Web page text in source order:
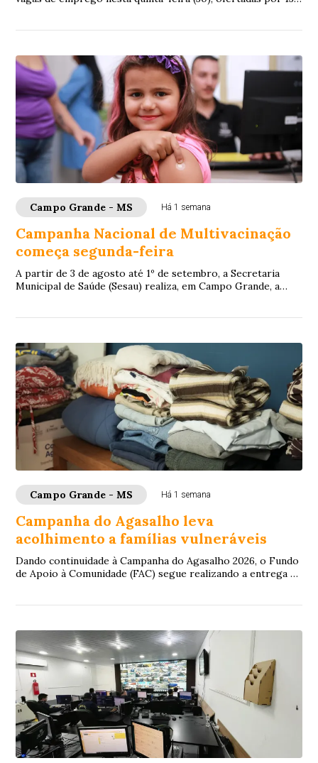
Campo Grande - MS Há 1 semana
Campanha Nacional de Multivacinação
começa segunda-feira
A partir de 3 de agosto até 1º de setembro, a Secretaria
Municipal de Saúde (Sesau) realiza, em Campo Grande, a
Campo Grande - MS Há 1 semana
Campanha do Agasalho leva
acolhimento a famílias vulneráveis
Dando continuidade à Campanha do Agasalho 2026, o Fundo
de Apoio à Comunidade (FAC) segue realizando a entrega de